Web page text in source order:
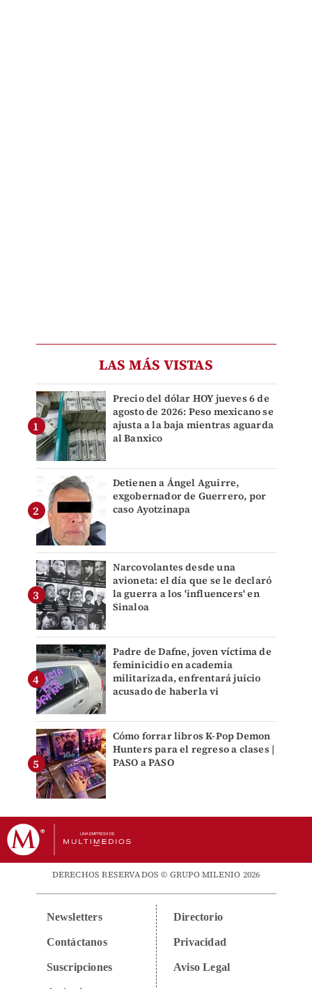
LAS MÁS VISTAS
Precio del dólar HOY jueves 6 de
agosto de 2026: Peso mexicano se
ajusta a la baja mientras aguarda
al Banxico
Detienen a Ángel Aguirre,
exgobernador de Guerrero, por
caso Ayotzinapa
Narcovolantes desde una
avioneta: el día que se le declaró
la guerra a los 'influencers' en
Sinaloa
Padre de Dafne, joven víctima de
feminicidio en academia
militarizada, enfrentará juicio
acusado de haberla vi
Cómo forrar libros K-Pop Demon
Hunters para el regreso a clases |
PASO a PASO
DERECHOS RESERVADOS © GRUPO MILENIO 2026
Newsletters
Contáctanos
Suscripciones
Directorio
Privacidad
Aviso Legal